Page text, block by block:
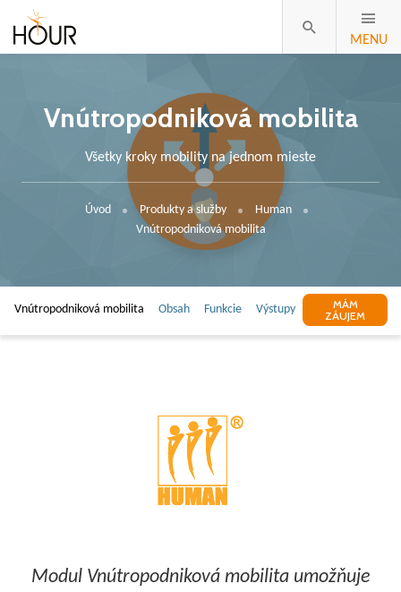
MENU
Vnútropodniková mobilita
Všetky kroky mobility na jednom mieste
Úvod Produkty a služby
Human
Vnútropodniková mobilita
Vnútropodniková mobilita Obsah Funkcie Výstupy
MÁM
ZÁUJEM
Modul Vnútropodniková mobilita umožňuje